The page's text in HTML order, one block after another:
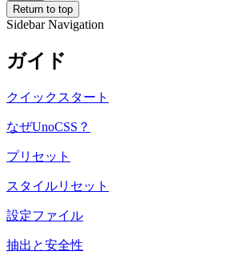
Return to top
Sidebar Navigation
ガイド
クイックスタート
なぜUnoCSS？
プリセット
スタイルリセット
設定ファイル
抽出と安全性